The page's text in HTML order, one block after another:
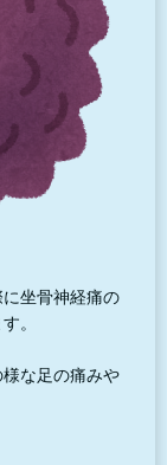
坐骨神経痛の
。
な足の痛みや